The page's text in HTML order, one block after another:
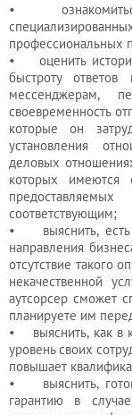
•
профессиональных
• оценить
быстроту
мессенджерам,
своевременность
которые он
установления
деловых
которых имеются
соответствующим;
• выяснить, есть
направления
отсутствие такого
некачественной
аутсорсер сможет
планируете им
• выяснить, как в
уровень своих
повышает
• выяснить,
гарантию в